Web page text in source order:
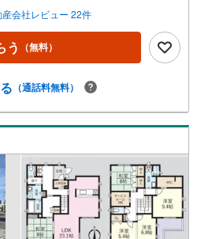
わせください。●新規内装リフォーム
居室収納●閑静な住宅地◇当社の強み
当社でも再販事業を行っている為、お
をご提供できます。）（2）注文住宅の
たプランをご紹介できます。）◇住
承ります。◇インターネット予約で
す（1）［室内・現地を見学する］を
日以内をご希望の方は「ご要望・ご
ご記入ください！
産会社レビュー 22件
う （無料）
（通話料無料）